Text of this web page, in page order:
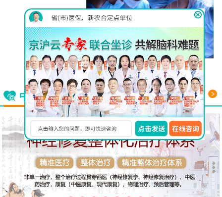
巴氏MVD
显微分离术
详情
查看更多
中西医结合看脑病 更多